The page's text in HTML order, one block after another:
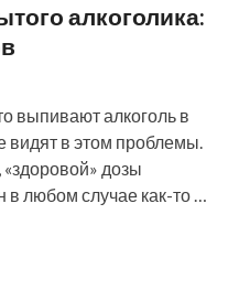
алкоголика:
выпивают алкоголь в
видят в этом проблемы.
дозы
в любом случае как-то …